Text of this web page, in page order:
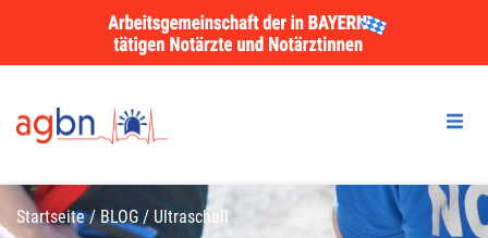
Startseite/BLOG / Ultraschall